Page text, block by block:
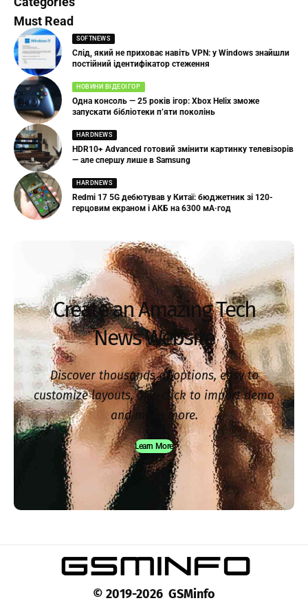
Must Read
SOFTNEWS
Слід, який не приховає навіть VPN: у Windows знайшли
постійний ідентифікатор стеження
НОВИНИ ВІДЕОІГОР
Одна консоль — 25 років ігор: Xbox Helix зможе
запускати бібліотеки п’яти поколінь
HARDNEWS
HDR10+ Advanced готовий змінити картинку телевізорів
— але спершу лише в Samsung
HARDNEWS
Redmi 17 5G дебютував у Китаї: бюджетник зі 120-
герцовим екраном і АКБ на 6300 мА·год
Create an Amazing Tech
News Website
Discover thousands of options, easy to
customize layouts, one-click to import demo
and much more.
Learn More
© 2019-2026 GSMinfo